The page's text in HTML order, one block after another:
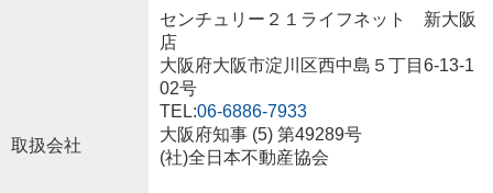
取扱会社
センチュリー２１ライフネット 新大阪
店
大阪府大阪市淀川区西中島５丁目6-13-1
02号
TEL:06-6886-7933
大阪府知事 (5) 第49289号
(社)全日本不動産協会